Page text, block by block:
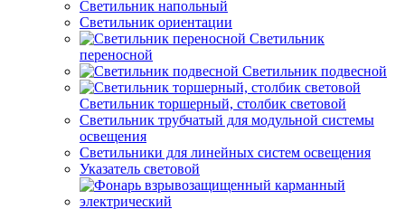
Светильник напольный
Светильник ориентации
Светильник
переносной
Светильник подвесной
Светильник торшерный, столбик световой
Светильник трубчатый для модульной системы
освещения
Светильники для линейных систем освещения
Указатель световой